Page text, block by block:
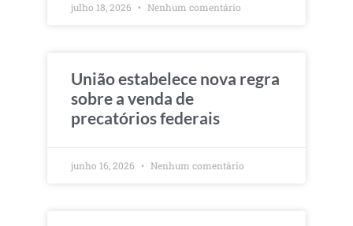
julho 18, 2026 Nenhum comentário
União estabelece nova regra
sobre a venda de
precatórios federais
junho 16, 2026 Nenhum comentário